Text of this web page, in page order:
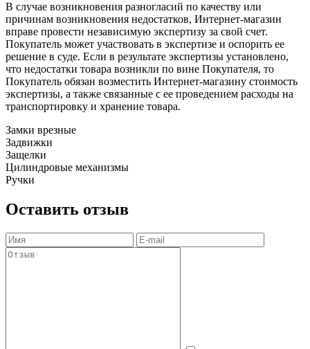
В случае возникновения разногласий по качеству или
причинам возникновения недостатков, Интернет-магазин
вправе провести независимую экспертизу за свой счет.
Покупатель может участвовать в экспертизе и оспорить ее
решение в суде. Если в результате экспертизы установлено,
что недостатки товара возникли по вине Покупателя, то
Покупатель обязан возместить Интернет-магазину стоимость
экспертизы, а также связанные с ее проведением расходы на
транспортировку и хранение товара.
Замки врезные
Задвижки
Защелки
Цилиндровые механизмы
Ручки
Оставить отзыв